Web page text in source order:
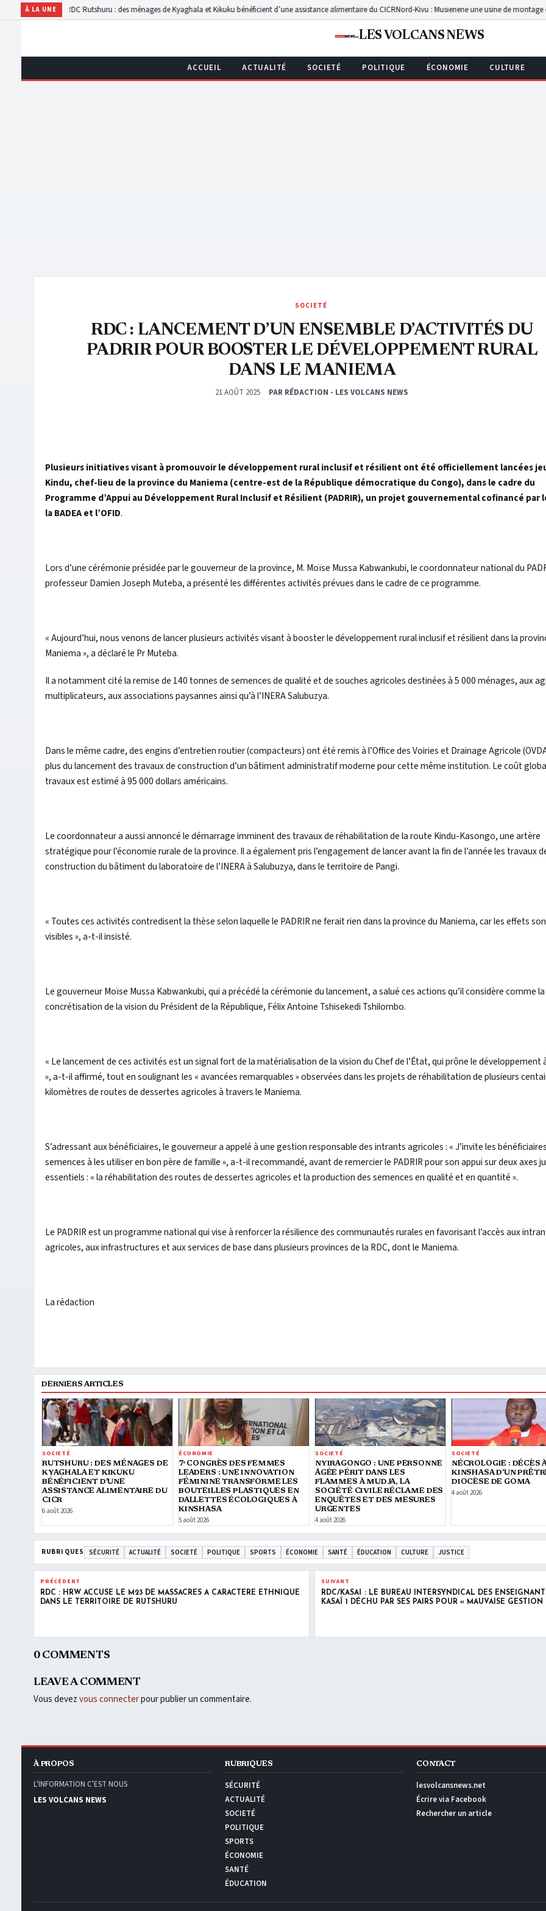
À LA UNE
FARDCRutshuru : des ménages de Kyaghala et Kikuku bénéficient d’une assistance alimentaire du CICRNord-Kivu : Musienene une usine de montage de 1 500
ACCUEIL ACTUALITÉ SOCIETÉ POLITIQUE ÉCONOMIE CULTURE
LES VOLCANS NEWS
SOCIETÉ
RDC : LANCEMENT D’UN ENSEMBLE D’ACTIVITÉS DU
PADRIR POUR BOOSTER LE DÉVELOPPEMENT RURAL
DANS LE MANIEMA
21 AOÛT 2025 PAR RÉDACTION - LES VOLCANS NEWS
Plusieurs initiatives visant à promouvoir le développement rural inclusif et résilient ont été officiellement lancées
Kindu, chef-lieu de la province du Maniema (centre-est de la République démocratique du Congo), dans le cadre du
Programme d’Appui au Développement Rural Inclusif et Résilient (PADRIR), un projet gouvernemental cofinancé par
la BADEA et l’OFID.
Lors d’une cérémonie présidée par le gouverneur de la province, M. Moïse Mussa Kabwankubi, le coordonnateur national du
professeur Damien Joseph Muteba, a présenté les différentes activités prévues dans le cadre de ce programme.
« Aujourd’hui, nous venons de lancer plusieurs activités visant à booster le développement rural inclusif et résilient dans la
Maniema », a déclaré le Pr Muteba.
Il a notamment cité la remise de 140 tonnes de semences de qualité et de souches agricoles destinées à 5 000 ménages, aux
multiplicateurs, aux associations paysannes ainsi qu’à l’INERA Salubuzya.
Dans le même cadre, des engins d’entretien routier (compacteurs) ont été remis à l’Office des Voiries et Drainage Agricole
plus du lancement des travaux de construction d’un bâtiment administratif moderne pour cette même institution. Le coût
travaux est estimé à 95 000 dollars américains.
Le coordonnateur a aussi annoncé le démarrage imminent des travaux de réhabilitation de la route Kindu-Kasongo, une artère
stratégique pour l’économie rurale de la province. Il a également pris l’engagement de lancer avant la fin de l’année les travaux
construction du bâtiment du laboratoire de l’INERA à Salubuzya, dans le territoire de Pangi.
« Toutes ces activités contredisent la thèse selon laquelle le PADRIR ne ferait rien dans la province du Maniema, car les effets
visibles », a-t-il insisté.
Le gouverneur Moïse Mussa Kabwankubi, qui a précédé la cérémonie du lancement, a salué ces actions qu’il considère comme la
concrétisation de la vision du Président de la République, Félix Antoine Tshisekedi Tshilombo.
« Le lancement de ces activités est un signal fort de la matérialisation de la vision du Chef de l’État, qui prône le développement
», a-t-il affirmé, tout en soulignant les « avancées remarquables » observées dans les projets de réhabilitation de plusieurs
kilomètres de routes de dessertes agricoles à travers le Maniema.
S’adressant aux bénéficiaires, le gouverneur a appelé à une gestion responsable des intrants agricoles : « J’invite les
semences à les utiliser en bon père de famille », a-t-il recommandé, avant de remercier le PADRIR pour son appui sur deux axes
essentiels : « la réhabilitation des routes de dessertes agricoles et la production des semences en qualité et en quantité ».
Le PADRIR est un programme national qui vise à renforcer la résilience des communautés rurales en favorisant l’accès aux
agricoles, aux infrastructures et aux services de base dans plusieurs provinces de la RDC, dont le Maniema.
La rédaction
DERNIERS ARTICLES
SOCIETÉ
RUTSHURU : DES MÉNAGES DE
KYAGHALA ET KIKUKU
BÉNÉFICIENT D’UNE
ASSISTANCE ALIMENTAIRE DU
CICR
6 août 2026
ÉCONOMIE
7ᵉ CONGRÈS DES FEMMES
LEADERS : UNE INNOVATION
FÉMININE TRANSFORME LES
BOUTEILLES PLASTIQUES EN
DALLETTES ÉCOLOGIQUES À
KINSHASA
5 août 2026
SOCIETÉ
NYIRAGONGO : UNE PERSONNE
ÂGÉE PÉRIT DANS LES
FLAMMES À MUDJA, LA
SOCIÉTÉ CIVILE RÉCLAME DES
ENQUÊTES ET DES MESURES
URGENTES
4 août 2026
SOCIETÉ
NÉCROLOGIE : DÉCÈS
KINSHASA D’UN
DIOCÈSE DE GOMA
4 août 2026
RUBRIQUES SÉCURITÉ ACTUALITÉ SOCIETÉ POLITIQUE SPORTS ÉCONOMIE SANTÉ ÉDUCATION CULTURE JUSTICE
PRÉCÉDENT
RDC : HRW ACCUSE LE M23 DE MASSACRES À CARACTÈRE ETHNIQUE
DANS LE TERRITOIRE DE RUTSHURU
SUIVANT
RDC/KASAÏ : LE BUREAU INTERSYNDICAL DES
KASAÏ 1 DÉCHU PAR SES PAIRS POUR « MAUVAISE GESTION
0 COMMENTS
LEAVE A COMMENT
Vous devezvous connecterpour publier un commentaire.
À PROPOS
L'INFORMATION C'EST NOUS
LES VOLCANS NEWS
RUBRIQUES
SÉCURITÉ
ACTUALITÉ
SOCIETÉ
POLITIQUE
SPORTS
ÉCONOMIE
SANTÉ
ÉDUCATION
CONTACT
lesvolcansnews.net
Écrire via Facebook
Rechercher un article